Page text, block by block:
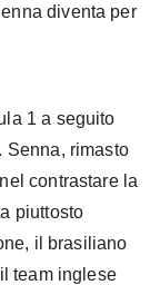
diventa per
1 a seguito
Senna, rimasto
contrastare la
piuttosto
il brasiliano
team inglese